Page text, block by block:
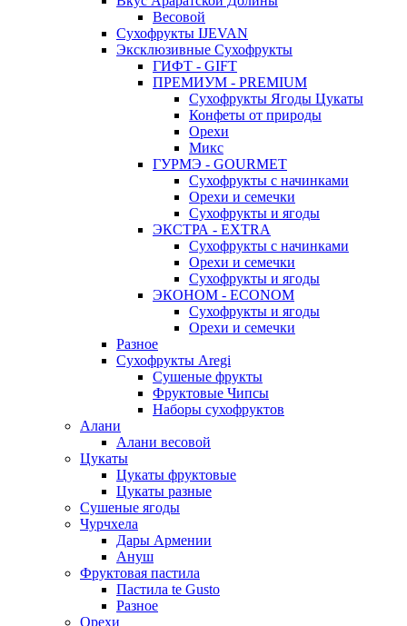
Весовой
Сухофрукты IJEVAN
Эксклюзивные Сухофрукты
ГИФТ - GIFT
ПРЕМИУМ - PREMIUM
Сухофрукты Ягоды Цукаты
Конфеты от природы
Орехи
Микс
ГУРМЭ - GOURMET
Сухофрукты с начинками
Орехи и семечки
Сухофрукты и ягоды
ЭКСТРА - EXTRA
Сухофрукты с начинками
Орехи и семечки
Сухофрукты и ягоды
ЭКОНОМ - ECONOM
Сухофрукты и ягоды
Орехи и семечки
Разное
Сухофрукты Aregi
Сушеные фрукты
Фруктовые Чипсы
Наборы сухофруктов
Алани
Алани весовой
Цукаты
Цукаты фруктовые
Цукаты разные
Сушеные ягоды
Чурчхела
Дары Армении
Ануш
Фруктовая пастила
Пастила te Gusto
Разное
Орехи